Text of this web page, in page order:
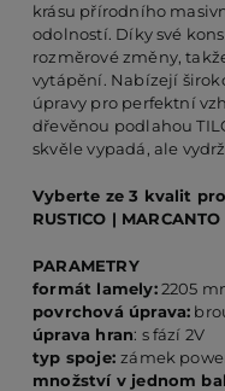
krásu přírodního
odolností. Díky své
rozměrové změny,
vytápění. Nabízejí
úpravy pro perfektní
dřevěnou podlahou
skvěle vypadá, ale
Vyberte ze 3 kvalit
RUSTICO |
PARAMETRY
formát lamely:2205
povrchová úprava:
úprava hran: s fází 2V
typ spoje:zámek
množství v jednom